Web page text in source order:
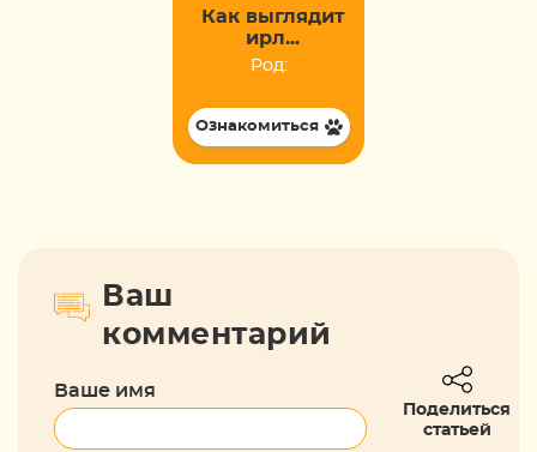
Как выглядит
ирл...
Род:
Ознакомиться
Ваш
комментарий
Ваше имя
Поделиться
статьей